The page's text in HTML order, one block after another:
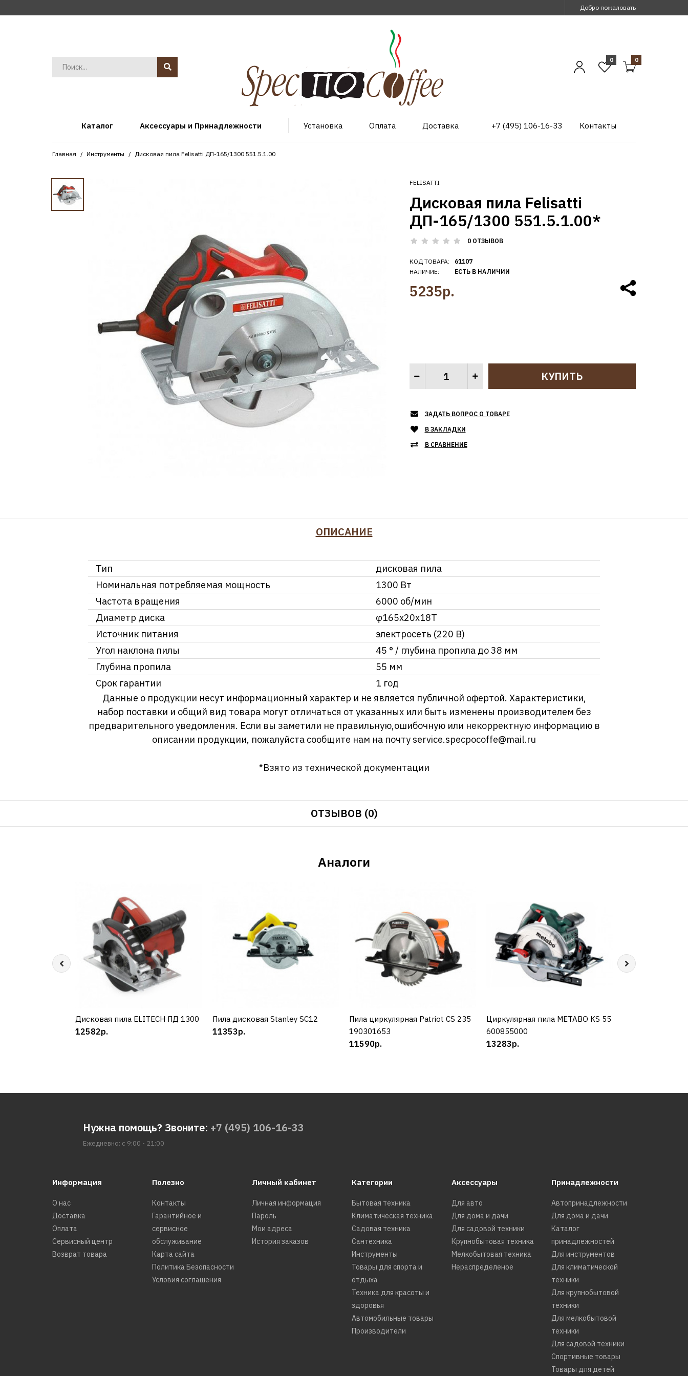
Добро пожаловать
0 0
Каталог Аксессуары и Принадлежности Установка Оплата Доставка +7 (495) 106-16-33 Контакты
Главная Инструменты Дисковая пила Felisatti ДП-165/1300 551.5.1.00
FELISATTI
Дисковая пила Felisatti
ДП-165/1300 551.5.1.00*
0 ОТЗЫВОВ
КОД ТОВАРА:
НАЛИЧИЕ:
61107
ЕСТЬ В НАЛИЧИИ
5235р.
ЗАДАТЬ ВОПРОС О ТОВАРЕ
В ЗАКЛАДКИ
В СРАВНЕНИЕ
ОПИСАНИЕ
Тип
дисковая пила
Номинальная потребляемая мощность
1300 Вт
Частота вращения
6000 об/мин
Диаметр диска
φ165x20x18T
Источник питания
электросеть (220 В)
Угол наклона пилы
45 ° / глубина пропила до 38 мм
Глубина пропила
55 мм
Срок гарантии
1 год
Данные о продукции несут информационный характер и не является публичной офертой. Характеристики,
набор поставки и общий вид товара могут отличаться от указанных или быть изменены производителем без
предварительного уведомления. Если вы заметили не правильную,ошибочную или некорректную информацию в
описании продукции, пожалуйста сообщите нам на почтуservice.specpocoffe@mail.ru
*Взято из технической документации
ОТЗЫВОВ (0)
Аналоги
КУПИТЬ
Дисковая пила ELITECH ПД 1300
12582р.
КУПИТЬ
Пила дисковая Stanley SC12
11353р.
КУПИТЬ
Пила циркулярная Patriot CS 235
190301653
11590р.
КУПИТЬ
Циркулярная пила METABO KS 55
600855000
13283р.
Нужна помощь? Звоните: +7 (495) 106-16-33
Ежедневно: с 9:00 - 21:00
Информация
О нас
Доставка
Оплата
Сервисный центр
Возврат товара
Полезно
Контакты
Гарантийное и
сервисное
обслуживание
Карта сайта
Политика Безопасности
Условия соглашения
Личный кабинет
Личная информация
Пароль
Мои адреса
История заказов
Категории
Бытовая техника
Климатическая техника
Садовая техника
Сантехника
Инструменты
Товары для спорта и
отдыха
Техника для красоты и
здоровья
Автомобильные товары
Производители
Аксессуары
Для авто
Для дома и дачи
Для садовой техники
Крупнобытовая техника
Мелкобытовая техника
Нераспределеное
Принадлежности
Автопринадлежности
Для дома и дачи
Каталог
принадлежностей
Для инструментов
Для климатической
техники
Для крупнобытовой
техники
Для мелкобытовой
техники
Для садовой техники
Спортивные товары
Товары для детей